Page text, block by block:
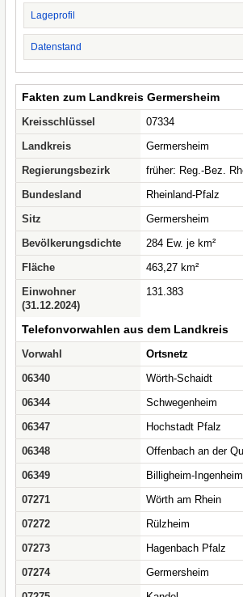
Lageprofil
Datenstand
Fakten zum Landkreis Germersheim
Kreisschlüssel
07334
Landkreis
Germersheim
Regierungsbezirk
früher: Reg.-Bez.
Bundesland
Rheinland-Pfalz
Sitz
Germersheim
Bevölkerungsdichte
284 Ew. je km²
Fläche
463,27 km²
Einwohner
(31.12.2024)
131.383
Telefonvorwahlen aus dem Landkreis
Vorwahl
Ortsnetz
06340
Wörth-Schaidt
06344
Schwegenheim
06347
Hochstadt Pfalz
06348
Offenbach an der
06349
Billigheim-Ingenheim
07271
Wörth am Rhein
07272
Rülzheim
07273
Hagenbach Pfalz
07274
Germersheim